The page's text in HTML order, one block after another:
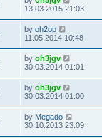
13.03.2015 21:03
by oh2op
11.05.2014 10:48
by oh3jgv
30.03.2014 01:01
by oh3jgv
30.03.2014 01:00
by Megado
30.10.2013 23:09